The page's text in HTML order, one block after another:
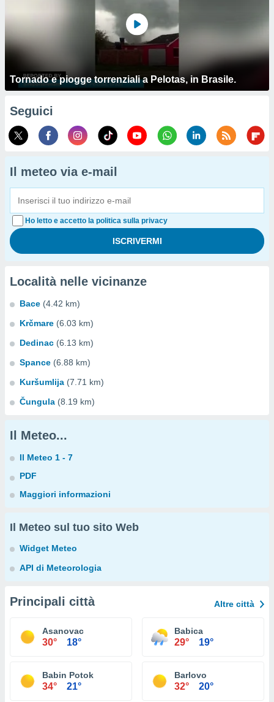
Tornado e piogge torrenziali a Pelotas, in Brasile.
Seguici
Il meteo via e-mail
Ho letto e accetto la politica sulla privacy
Località nelle vicinanze
Bace (4.42 km)
Krčmare (6.03 km)
Dedinac (6.13 km)
Spance (6.88 km)
Kuršumlija (7.71 km)
Čungula (8.19 km)
Il Meteo...
Il Meteo 1 - 7
PDF
Maggiori informazioni
Il Meteo sul tuo sito Web
Widget Meteo
API di Meteorologia
Principali città Altre città
Asanovac
30° 18°
Babica
29° 19°
Babin Potok
34° 21°
Barlovo
32° 20°